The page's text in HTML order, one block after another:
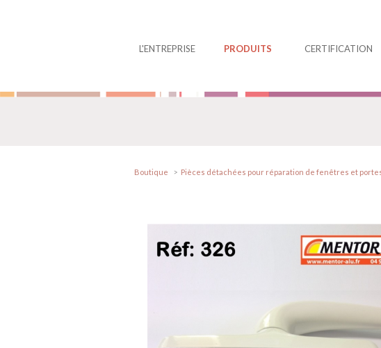
L'ENTREPRISE PRODUITS CERTIFICATION
Boutique Pièces détachées pour réparation de fenêtres et